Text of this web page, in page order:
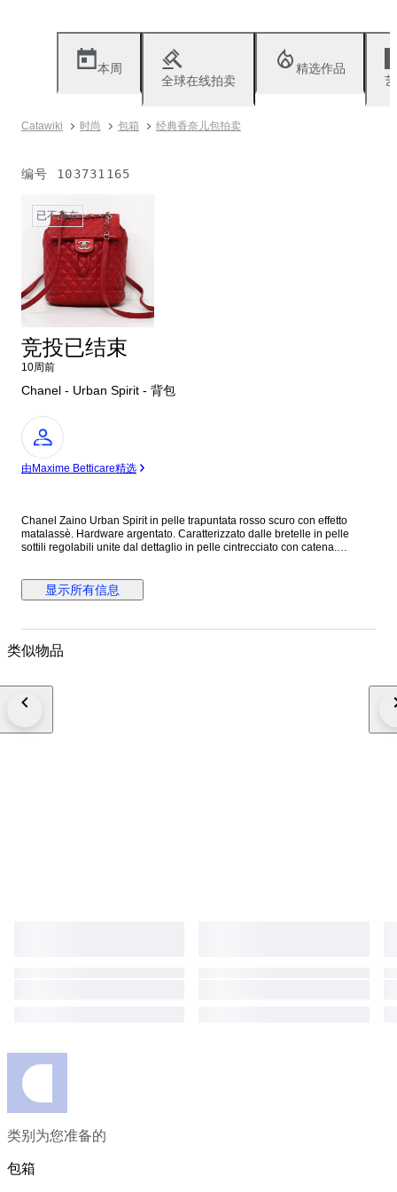
本周
全球在线拍卖
精选作品
Catawiki 时尚 包箱 经典香奈儿包拍卖
编号 103731165
已不存在
竞投已结束
10周前
Chanel - Urban Spirit - 背包
专
家
由Maxime Betticare精选
Chanel Zaino Urban Spirit in pelle trapuntata rosso scuro con effetto
matalassè. Hardware argentato. Caratterizzato dalle bretelle in pelle
sottili regolabili unite dal dettaglio in pelle cintrecciato con catena.
tono su tono con tasca con zip per contenere gli oggetti più piccoli. Made
in Italy. Anno di produzione: 2014-2017 Di piccole dimensioni: 21 x 24 x
dettagli sono come da foto. Condizione: 9/10 Cod seriale: 22270720 Cod
riceve quanto presente nelle fotografie allegate. Nessun costo doganale
con la richiesta di fattura!
显示所有信息
类似物品
类别为您准备的
包箱